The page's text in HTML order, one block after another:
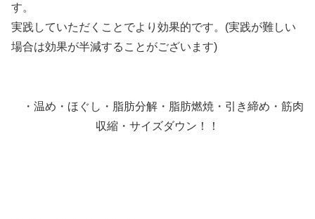
す。
実践していただくことでより効果的です。(実践が難しい
場合は効果が半減することがございます)
・温め・ほぐし・脂肪分解・脂肪燃焼・引き締め・筋肉
収縮・サイズダウン！！